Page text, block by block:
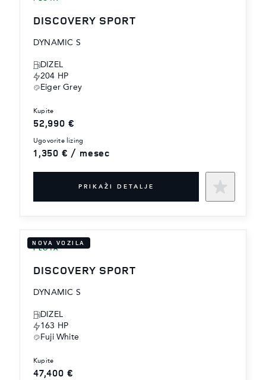
DISCOVERY SPORT
DYNAMIC S
DIZEL
204 HP
Eiger Grey
kupite
52,990 €
ugovorite lizing
1,350 € / mesec
PRIKAŽI DETALJE
NOVA VOZILA
FLOTA
DISCOVERY SPORT
DYNAMIC S
DIZEL
163 HP
Fuji White
kupite
47,400 €